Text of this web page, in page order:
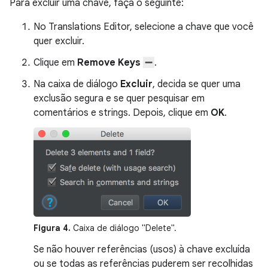
Para excluir uma chave, faça o seguinte:
No Translations Editor, selecione a chave que você
quer excluir.
Clique em Remove Keys
.
Na caixa de diálogo Excluir, decida se quer uma
exclusão segura e se quer pesquisar em
comentários e strings. Depois, clique em OK.
Figura 4. Caixa de diálogo "Delete".
Se não houver referências (usos) à chave excluída
ou se todas as referências puderem ser recolhidas